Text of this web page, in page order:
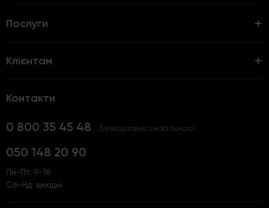
Послуги
Клієнтам
Контакти
0 800 35 45 48 Безкоштовно з мобільного!
050 148 20 90
Пн-Пт: 9-18
Сб-Нд: вихідні